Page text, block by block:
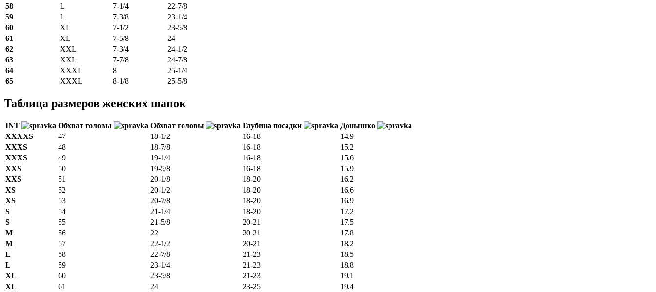
58
L 7-1/4
22-7/8
59
L 7-3/8
23-1/4
60
XL 7-1/2
23-5/8
61
XL 7-5/8
24
62
XXL 7-3/4
24-1/2
63
XXL 7-7/8
24-7/8
64
XXXL 8
25-1/4
65
XXXL 8-1/8 25-5/8
Таблица размеров женских шапок
INT Обхват головы Обхват головы Глубина посадки
Донышко
XXXXS
47 18-1/2 16-18
14.9
XXXS
48 18-7/8 16-18
15.2
XXXS
49 19-1/4 16-18
15.6
XXS
50 19-5/8 16-18
15.9
XXS
51 20-1/8 18-20
16.2
XS
52 20-1/2 18-20
16.6
XS
53 20-7/8 18-20
16.9
S
54 21-1/4 18-20
17.2
S
55 21-5/8 20-21
17.5
M
56 22 20-21
17.8
M
57 22-1/2 20-21
18.2
L
58 22-7/8 21-23
18.5
L
59 23-1/4 21-23
18.8
XL
60 23-5/8 21-23
19.1
XL
61 24 23-25
19.4